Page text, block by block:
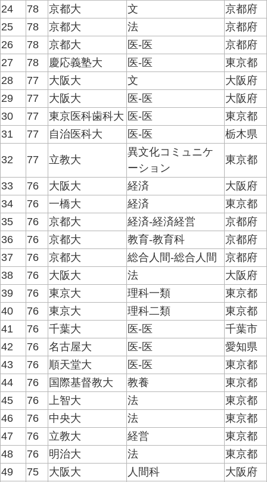
24
78 京都大 文
京都府
25
78 京都大 法
京都府
26
78 京都大 医-医
京都府
27
78 慶応義塾大 医-医
東京都
28
77 大阪大 文
大阪府
29
77 大阪大 医-医
大阪府
30
77 東京医科歯科大 医-医
東京都
31
77 自治医科大 医-医 栃木県
32 77 立教大
異文化コミュニケ
ーション
東京都
33 76 大阪大 経済
大阪府
34
76 一橋大 経済
東京都
35
76 京都大 経済-経済経営
京都府
36
76 京都大 教育-教育科
京都府
37
76 京都大 総合人間-総合人間
京都府
38
76 大阪大 法
大阪府
39
76 東京大 理科一類
東京都
40
76 東京大 理科二類
東京都
41
76 千葉大 医-医
千葉市
42
76 名古屋大 医-医
愛知県
43
76 順天堂大 医-医
東京都
44
76 国際基督教大 教養
東京都
45
76 上智大 法
東京都
46
76 中央大 法
東京都
47
76 立教大 経営
東京都
48
76 明治大 法
東京都
49
75 大阪大 人間科
大阪府